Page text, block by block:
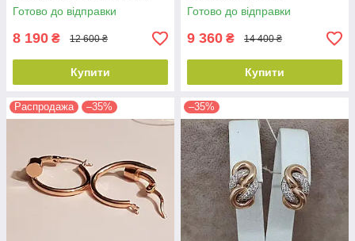
Готово до відправки
8 190 ₴ 12 600 ₴
Купити
Готово до відправки
9 360 ₴ 14 400 ₴
Купити
Распродажа –35% –35%